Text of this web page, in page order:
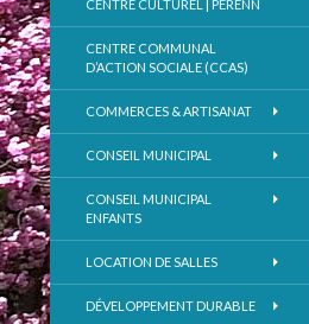
CENTRE CULTUREL | PERENN
CENTRE COMMUNAL
D’ACTION SOCIALE (CCAS)
COMMERCES & ARTISANAT
CONSEIL MUNICIPAL
CONSEIL MUNICIPAL
ENFANTS
LOCATION DE SALLES
DÉVELOPPEMENT DURABLE